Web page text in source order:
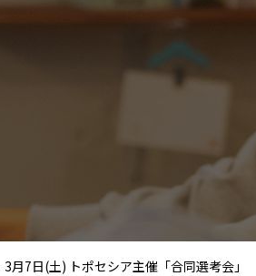
3月7日(土) トポセシア主催「合同選考会」